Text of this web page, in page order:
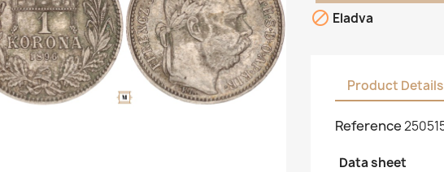
 Eladva
Product Details
Reference
Data sheet